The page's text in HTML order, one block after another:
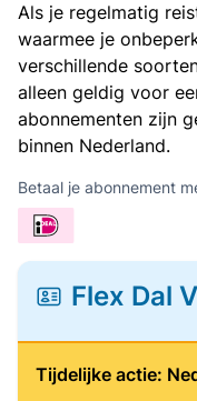
Als je regelmatig
waarmee je
verschillende
alleen geldig voor
abonnementen zijn
binnen Nederland.
Betaal je abonnement
Flex Dal
Tijdelijke actie: